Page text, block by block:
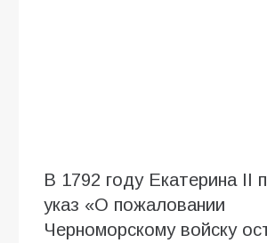
В 1792 году Екатерина II
указ «О пожаловании
Черноморскому войску